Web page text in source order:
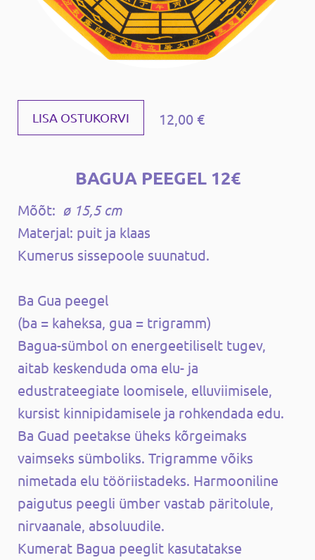
LISA OSTUKORVI 12,00 €
BAGUA PEEGEL 12€
Mõõt: ø 15,5 cm
Materjal: puit ja klaas
Kumerus sissepoole suunatud.
Ba Gua peegel
(ba = kaheksa, gua = trigramm)
Bagua-sümbol on energeetiliselt tugev,
aitab keskenduda oma elu- ja
edustrateegiate loomisele, elluviimisele,
kursist kinnipidamisele ja rohkendada edu.
Ba Guad peetakse üheks kõrgeimaks
vaimseks sümboliks. Trigramme võiks
nimetada elu tööriistadeks. Harmooniline
paigutus peegli ümber vastab päritolule,
nirvaanale, absoluudile.
Kumerat Bagua peeglit kasutatakse